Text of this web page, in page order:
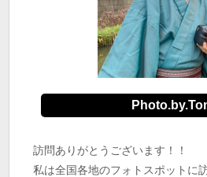
訪問ありがとうございます！！
私は全国各地のフォトスポットに